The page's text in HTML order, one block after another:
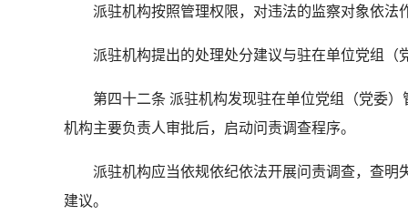
派驻机构按照管理权限，对违法的监察对象依法
派驻机构提出的处理处分建议与驻在单位党组（
第四十二条 派驻机构发现驻在单位党组（党委）
机构主要负责人审批后，启动问责调查程序。
派驻机构应当依规依纪依法开展问责调查，查明
建议。